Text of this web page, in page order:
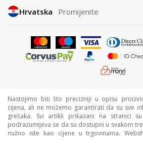
Hrvatska Promijenite
Nastojimo biti što precizniji u opisu
cijena, ali ne možemo garantirati da su sve
grešaka. Svi artikli prikazani na stranici
podrazumijeva se da su dostupni u svakom
nužno iste kao cijene u trgovinama.